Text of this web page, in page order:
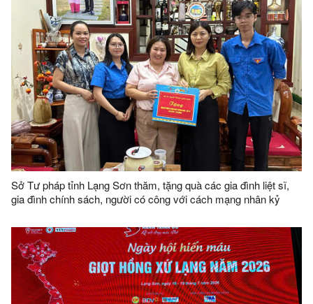
Sở Tư pháp tỉnh Lạng Sơn thăm, tặng quà các gia đình liệt sĩ,
gia đình chính sách, người có công với cách mạng nhân kỷ